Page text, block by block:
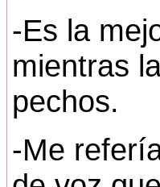
-Es la
mientras
pechos.
-Me